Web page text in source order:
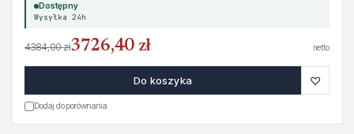
Dostępny
Wysyłka 24h
4384,00 zł3726,40 zł netto
Do koszyka ♡
Dodaj do porównania